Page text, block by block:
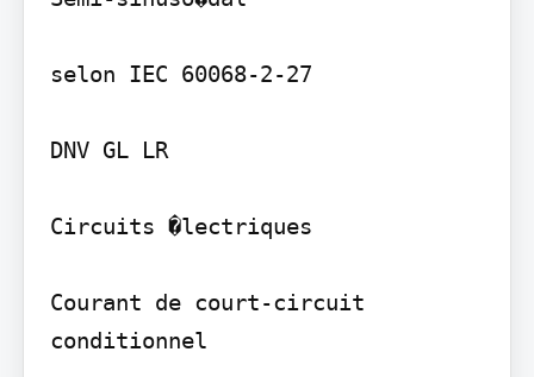
selon IEC 60068-2-27
DNV GL LR
Circuits �lectriques
Courant de court-circuit
conditionnel